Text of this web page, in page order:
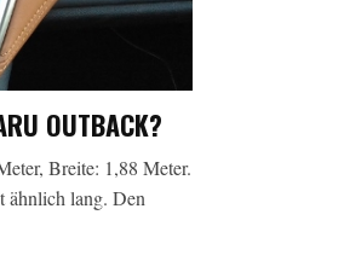
OUTBACK?
Breite: 1,88 Meter.
ähnlich lang. Den